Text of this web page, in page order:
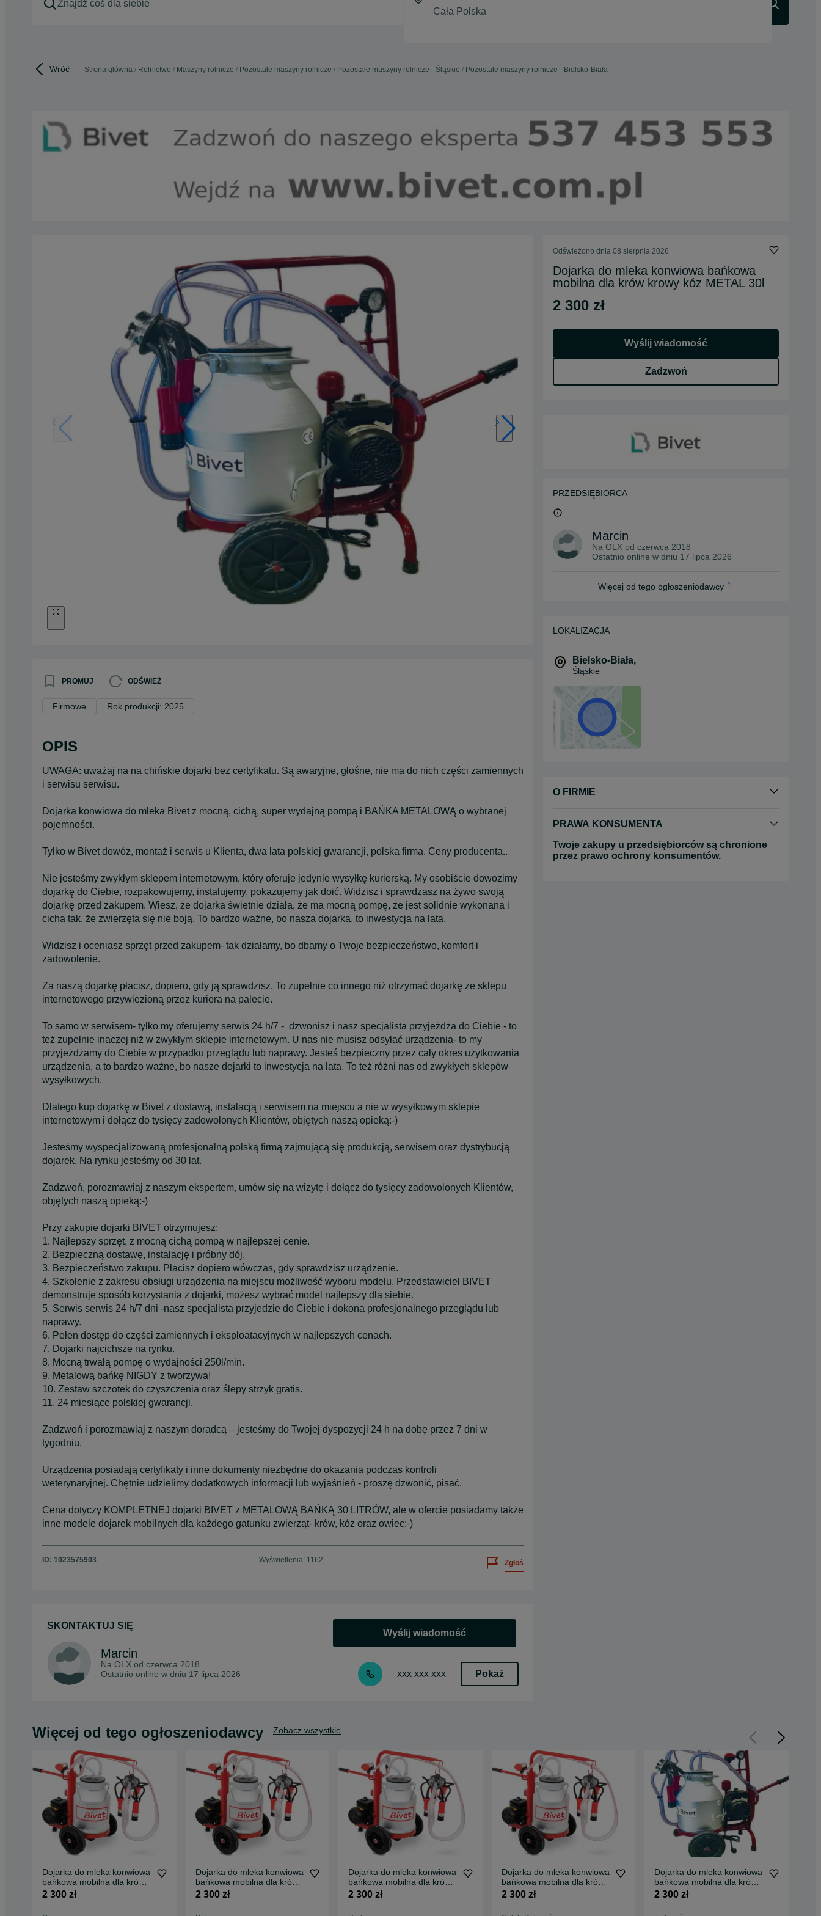
Wróć Strona główna Rolnictwo Maszyny rolnicze Pozostałe maszyny rolnicze Pozostałe maszyny rolnicze - Śląskie Pozostałe maszyny rolnicze - Bielsko-Biała
PROMUJ ODŚWIEŻ
Firmowe Rok produkcji: 2025
OPIS
UWAGA: uważaj na na chińskie dojarki bez certyfikatu. Są awaryjne, głośne, nie ma do nich części zamiennych
i serwisu serwisu.
Dojarka konwiowa do mleka Bivet z mocną, cichą, super wydajną pompą i BAŃKA METALOWĄ o wybranej
pojemności.
Tylko w Bivet dowóz, montaż i serwis u Klienta, dwa lata polskiej gwarancji, polska firma. Ceny producenta..
Nie jesteśmy zwykłym sklepem internetowym, który oferuje jedynie wysyłkę kurierską. My osobiście dowozimy
dojarkę do Ciebie, rozpakowujemy, instalujemy, pokazujemy jak doić. Widzisz i sprawdzasz na żywo swoją
dojarkę przed zakupem. Wiesz, że dojarka świetnie działa, że ma mocną pompę, że jest solidnie wykonana i
cicha tak, że zwierzęta się nie boją. To bardzo ważne, bo nasza dojarka, to inwestycja na lata.
Widzisz i oceniasz sprzęt przed zakupem- tak działamy, bo dbamy o Twoje bezpieczeństwo, komfort i
zadowolenie.
Za naszą dojarkę płacisz, dopiero, gdy ją sprawdzisz. To zupełnie co innego niż otrzymać dojarkę ze sklepu
internetowego przywiezioną przez kuriera na palecie.
To samo w serwisem- tylko my oferujemy serwis 24 h/7 - dzwonisz i nasz specjalista przyjeżdża do Ciebie - to
też zupełnie inaczej niż w zwykłym sklepie internetowym. U nas nie musisz odsyłać urządzenia- to my
przyjeżdżamy do Ciebie w przypadku przeglądu lub naprawy. Jesteś bezpieczny przez cały okres użytkowania
urządzenia, a to bardzo ważne, bo nasze dojarki to inwestycja na lata. To też różni nas od zwykłych sklepów
wysyłkowych.
Dlatego kup dojarkę w Bivet z dostawą, instalacją i serwisem na miejscu a nie w wysyłkowym sklepie
internetowym i dołącz do tysięcy zadowolonych Klientów, objętych naszą opieką:-)
Jesteśmy wyspecjalizowaną profesjonalną polską firmą zajmującą się produkcją, serwisem oraz dystrybucją
dojarek. Na rynku jesteśmy od 30 lat.
Zadzwoń, porozmawiaj z naszym ekspertem, umów się na wizytę i dołącz do tysięcy zadowolonych Klientów,
objętych naszą opieką:-)
Przy zakupie dojarki BIVET otrzymujesz:
1. Najlepszy sprzęt, z mocną cichą pompą w najlepszej cenie.
2. Bezpieczną dostawę, instalację i próbny dój.
3. Bezpieczeństwo zakupu. Płacisz dopiero wówczas, gdy sprawdzisz urządzenie.
4. Szkolenie z zakresu obsługi urządzenia na miejscu możliwość wyboru modelu. Przedstawiciel BIVET
demonstruje sposób korzystania z dojarki, możesz wybrać model najlepszy dla siebie.
5. Serwis serwis 24 h/7 dni -nasz specjalista przyjedzie do Ciebie i dokona profesjonalnego przeglądu lub
naprawy.
6. Pełen dostęp do części zamiennych i eksploatacyjnych w najlepszych cenach.
7. Dojarki najcichsze na rynku.
8. Mocną trwałą pompę o wydajności 250l/min.
9. Metalową bańkę NIGDY z tworzywa!
10. Zestaw szczotek do czyszczenia oraz ślepy strzyk gratis.
11. 24 miesiące polskiej gwarancji.
Zadzwoń i porozmawiaj z naszym doradcą – jesteśmy do Twojej dyspozycji 24 h na dobę przez 7 dni w
tygodniu.
Urządzenia posiadają certyfikaty i inne dokumenty niezbędne do okazania podczas kontroli
weterynaryjnej. Chętnie udzielimy dodatkowych informacji lub wyjaśnień - proszę dzwonić, pisać.
Cena dotyczy KOMPLETNEJ dojarki BIVET z METALOWĄ BAŃKĄ 30 LITRÓW, ale w ofercie posiadamy także
inne modele dojarek mobilnych dla każdego gatunku zwierząt- krów, kóz oraz owiec:-)
ID: 1023575903 Wyświetlenia: 1162 Zgłoś
SKONTAKTUJ SIĘ
Marcin
Na OLX od czerwca 2018
Ostatnio online w dniu 17 lipca 2026
Wyślij wiadomość
xxx xxx xxx Pokaż
Odświeżono dnia 08 sierpnia 2026
Dojarka do mleka konwiowa bańkowa
mobilna dla krów krowy kóz METAL 30l
2 300 zł
Wyślij wiadomość
Zadzwoń
PRZEDSIĘBIORCA
Marcin
Na OLX od czerwca 2018
Ostatnio online w dniu 17 lipca 2026
Więcej od tego ogłoszeniodawcy
LOKALIZACJA
Bielsko-Biała,
Śląskie
O FIRMIE
PRAWA KONSUMENTA
Twoje zakupy u przedsiębiorców są chronione
przez prawo ochrony konsumentów.
Więcej od tego ogłoszeniodawcy Zobacz wszystkie
Dojarka do mleka konwiowa
bańkowa mobilna dla krów
krowy kóz METAL 30l
2 300 zł
Dojarka do mleka konwiowa
bańkowa mobilna dla krów
krowy kóz METAL 30l
2 300 zł
Dojarka do mleka konwiowa
bańkowa mobilna dla krów
krowy kóz METAL 30l
2 300 zł
Dojarka do mleka konwiowa
bańkowa mobilna dla krów
krowy kóz METAL 30l
2 300 zł
Dojarka do mleka konwiowa
bańkowa mobilna dla krów
krowy kóz METAL 30l
2 300 zł